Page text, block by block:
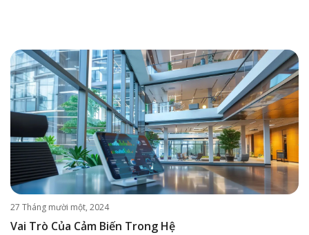
27 Tháng mười một, 2024
Vai Trò Của Cảm Biến Trong Hệ